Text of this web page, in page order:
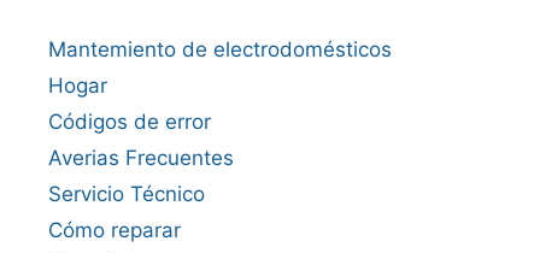
Mantemiento de electrodomésticos
Hogar
Códigos de error
Averias Frecuentes
Servicio Técnico
Cómo reparar